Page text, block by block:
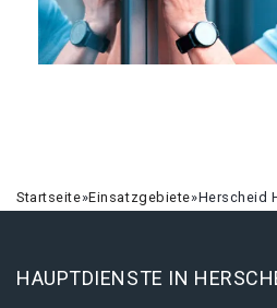
Startseite»Einsatzgebiete»Herscheid
HAUPTDIENSTE IN